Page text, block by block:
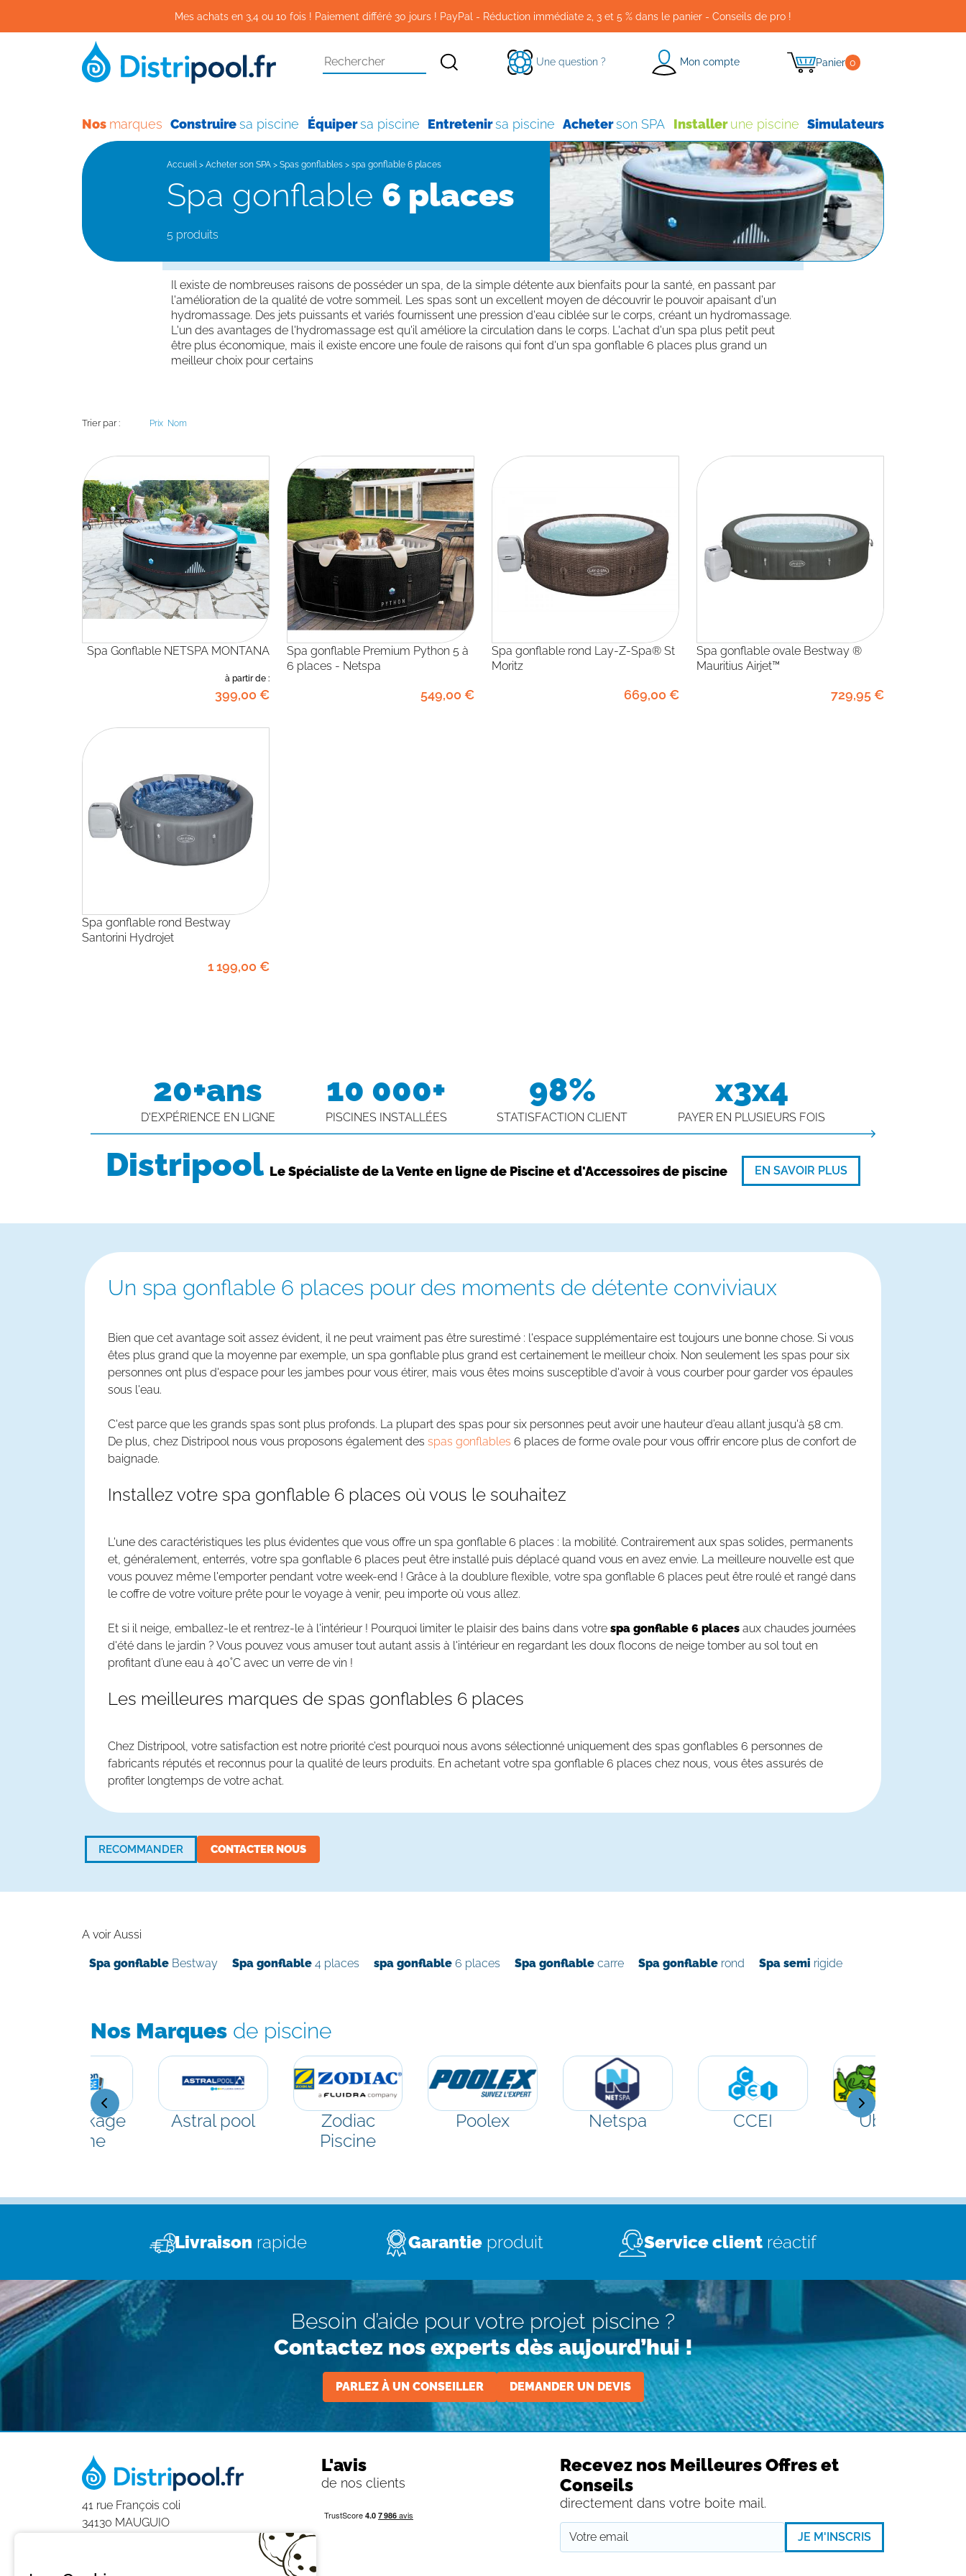
Mes achats en 3,4 ou 10 fois ! Paiement différé 30 jours ! PayPal - Réduction immédiate 2, 3 et 5 % dans le panier - Conseils de pro !
Une question ? Mon compte Panier 0
Nos marques Construiresa piscine Équipersa piscine Entretenirsa piscine Acheterson SPA Installerune piscine Simulateurs
Accueil > Acheter son SPA> Spas gonflables> spa gonflable 6 places
Spa gonflable 6 places
5 produits
Il existe de nombreuses raisons de posséder un spa, de la simple détente aux bienfaits pour la santé, en passant par
l'amélioration de la qualité de votre sommeil. Les spas sont un excellent moyen de découvrir le pouvoir apaisant d'un
hydromassage. Des jets puissants et variés fournissent une pression d'eau ciblée sur le corps, créant un hydromassage.
L'un des avantages de l'hydromassage est qu'il améliore la circulation dans le corps. L'achat d'un spa plus petit peut
être plus économique, mais il existe encore une foule de raisons qui font d'un spa gonflable 6 places plus grand un
meilleur choix pour certains
Trier par : Prix Nom
Spa Gonflable NETSPA MONTANA
à partir de :
399,00 €
Spa gonflable Premium Python 5 à
6 places - Netspa
549,00 €
Spa gonflable rond Lay-Z-Spa® St
Moritz
669,00 €
Spa gonflable ovale Bestway ®
Mauritius Airjet™
729,95€
Spa gonflable rond Bestway
Santorini Hydrojet
1 199,00 €
20+ans
D'EXPÉRIENCE EN LIGNE
10 000+
PISCINES INSTALLÉES
98%
STATISFACTION CLIENT
x3x4
PAYER EN PLUSIEURS FOIS
Distripool Le Spécialiste de la Vente en ligne de Piscine et d'Accessoires de piscine EN SAVOIR PLUS
Un spa gonflable 6 places pour des moments de détente conviviaux
Bien que cet avantage soit assez évident, il ne peut vraiment pas être surestimé : l'espace supplémentaire est toujours une bonne chose. Si vous
êtes plus grand que la moyenne par exemple, un spa gonflable plus grand est certainement le meilleur choix. Non seulement les spas pour six
personnes ont plus d'espace pour les jambes pour vous étirer, mais vous êtes moins susceptible d'avoir à vous courber pour garder vos épaules
sous l'eau.
C'est parce que les grands spas sont plus profonds. La plupart des spas pour six personnes peut avoir une hauteur d’eau allant jusqu'à 58 cm.
De plus, chez Distripool nous vous proposons également des spas gonflables 6 places de forme ovale pour vous offrir encore plus de confort de
baignade.
Installez votre spa gonflable 6 places où vous le souhaitez
L'une des caractéristiques les plus évidentes que vous offre un spa gonflable 6 places : la mobilité. Contrairement aux spas solides, permanents
et, généralement, enterrés, votre spa gonflable 6 places peut être installé puis déplacé quand vous en avez envie. La meilleure nouvelle est que
vous pouvez même l'emporter pendant votre week-end ! Grâce à la doublure flexible, votre spa gonflable 6 places peut être roulé et rangé dans
le coffre de votre voiture prête pour le voyage à venir, peu importe où vous allez.
Et si il neige, emballez-le et rentrez-le à l'intérieur ! Pourquoi limiter le plaisir des bains dans votre spa gonflable 6 places aux chaudes journées
d'été dans le jardin ? Vous pouvez vous amuser tout autant assis à l'intérieur en regardant les doux flocons de neige tomber au sol tout en
profitant d’une eau à 40˚C avec un verre de vin !
Les meilleures marques de spas gonflables 6 places
Chez Distripool, votre satisfaction est notre priorité c’est pourquoi nous avons sélectionné uniquement des spas gonflables 6 personnes de
fabricants réputés et reconnus pour la qualité de leurs produits. En achetant votre spa gonflable 6 places chez nous, vous êtes assurés de
profiter longtemps de votre achat.
RECOMMANDER CONTACTER NOUS
A voir Aussi
Spa gonflable Bestway Spa gonflable 4 places spa gonflable 6 places Spa gonflable carre Spa gonflable rond Spa semi rigide
Nos Marques de piscine
Déstockage
piscine
Astral pool
Zodiac
Piscine
Poolex Netspa CCEI Ubbink
Livraison rapide Garantieproduit Service client réactif
Besoin d’aide pour votre projet piscine ?
Contactez nos experts dès aujourd’hui !
PARLEZ À UN CONSEILLER DEMANDER UN DEVIS
41 rue François coli
34130 MAUGUIO
L'avis
de nos clients
Recevez nos Meilleures Offres et
Conseils
directement dans votre boite mail.
JE M'INSCRIS